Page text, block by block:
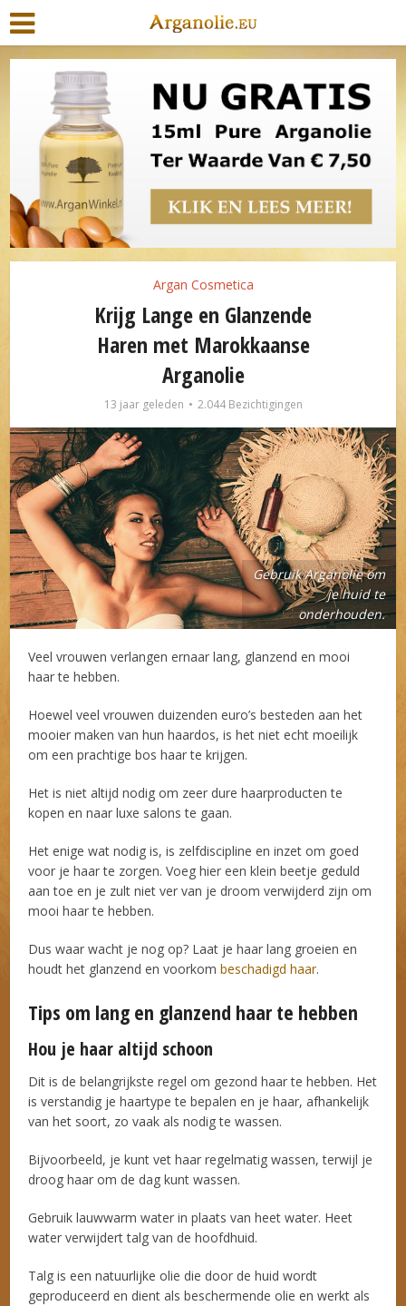
Argan Cosmetica
Krijg Lange en Glanzende
Haren met Marokkaanse
Arganolie
13 jaar geleden 2.044 Bezichtigingen
Gebruik Arganolie om
je huid te
onderhouden.
Veel vrouwen verlangen ernaar lang, glanzend en mooi
haar te hebben.
Hoewel veel vrouwen duizenden euro’s besteden aan het
mooier maken van hun haardos, is het niet echt moeilijk
om een prachtige bos haar te krijgen.
Het is niet altijd nodig om zeer dure haarproducten te
kopen en naar luxe salons te gaan.
Het enige wat nodig is, is zelfdiscipline en inzet om goed
voor je haar te zorgen. Voeg hier een klein beetje geduld
aan toe en je zult niet ver van je droom verwijderd zijn om
mooi haar te hebben.
Dus waar wacht je nog op? Laat je haar lang groeien en
houdt het glanzend en voorkombeschadigd haar.
Tips om lang en glanzend haar te hebben
Hou je haar altijd schoon
Dit is de belangrijkste regel om gezond haar te hebben. Het
is verstandig je haartype te bepalen en je haar, afhankelijk
van het soort, zo vaak als nodig te wassen.
Bijvoorbeeld, je kunt vet haar regelmatig wassen, terwijl je
droog haar om de dag kunt wassen.
Gebruik lauwwarm water in plaats van heet water. Heet
water verwijdert talg van de hoofdhuid.
Talg is een natuurlijke olie die door de huid wordt
geproduceerd en dient als beschermende olie en werkt als